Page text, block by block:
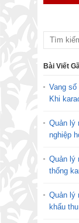
Bài Viết
Vang số
Khi
Quản lý
nghiệp
Quản lý
thống
Quản lý
khấu